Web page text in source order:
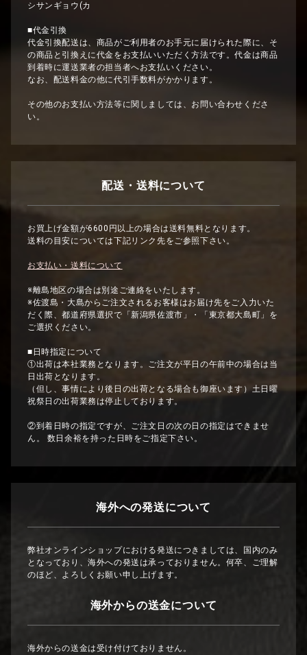
シサンギョウ(カ
■代金引換
代金引換配送は、商品がご利用者のお手元に届けられた際に、そ
の商品と引換えに代金をお支払いいただく方法です。代金は商品
到着時に運送業者の担当者へお支払いください。
なお、配送料金の他に代引手数料がかかります。
その他のお支払い方法等に関しましては、お問い合わせくださ
い。
配送・送料について
お買上げ金額が6600円以上の場合は送料無料となります。
送料の目安については下記リンク先をご参照下さい。
お支払い・送料について
※離島地区の場合は別途ご連絡をいたします。
※佐渡島・大島からご注文されるお客様はお届け先をご入力いた
だく際、都道府県選択で「新潟県佐渡市」・「東京都大島町」を
ご選択ください。
■日時指定について
①出荷は本社業務となります。ご注文が平日の午前中の場合は当
日出荷となります。
（但し、事情により後日の出荷となる場合も御座います）土日曜
祝祭日の出荷業務は停止しております。
②到着日時の指定ですが、ご注文日の次の日の指定はできませ
ん。 数日余裕を持った日時をご指定下さい。
海外への発送について
弊社オンラインショップにおける発送につきましては、国内のみ
となっており、海外への発送は承っておりません。何卒、ご理解
のほど、よろしくお願い申し上げます。
海外からの送金について
海外からの送金は受け付けておりません。